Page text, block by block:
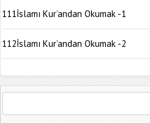
111İslamı Kur’andan Okumak -1
112İslamı Kur’andan Okumak -2